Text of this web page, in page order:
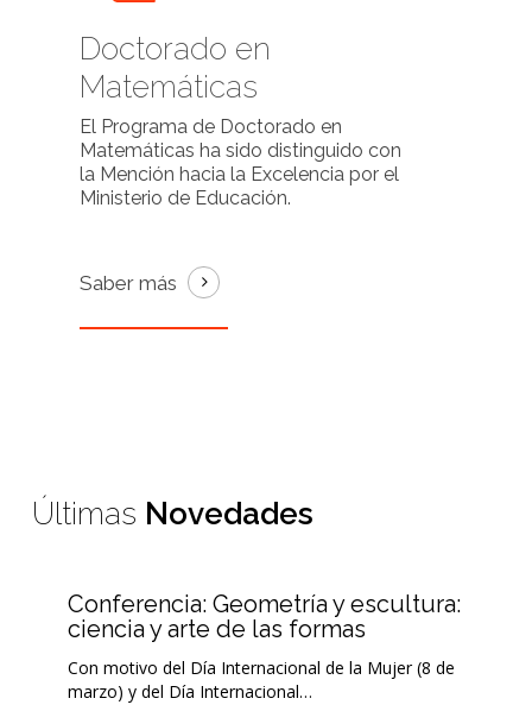
Doctorado en
Matemáticas
El Programa de Doctorado en
Matemáticas ha sido distinguido con
la Mención hacia la Excelencia por el
Ministerio de Educación.
Saber más
Últimas Novedades
Conferencia:
Geometría
escultura:
ciencia
Conferencia: Geometría y escultura:
ciencia y arte de las formas
Con motivo del Día Internacional de la Mujer (8 de
marzo) y del Día Internacional…